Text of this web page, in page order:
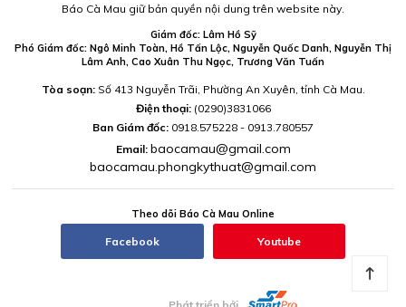
Báo Cà Mau giữ bản quyền nội dung trên website này.
Giám đốc: Lâm Hồ Sỹ
Phó Giám đốc: Ngô Minh Toàn, Hồ Tấn Lộc, Nguyễn Quốc Danh, Nguyễn Thị
Lâm Anh, Cao Xuân Thu Ngọc, Trương Văn Tuấn
Tòa soạn:Số 413 Nguyễn Trãi, Phường An Xuyên, tỉnh Cà Mau.
Điện thoại: (0290)3831066
Ban Giám đốc: 0918.575228 - 0913.780557
Email: baocamau@gmail.com
baocamau.phongkythuat@gmail.com
Theo dõi Báo Cà Mau Online
Facebook Youtube